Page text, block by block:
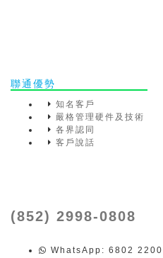
聯通優勢
知名客戶
嚴格管理硬件及技術
各界認同
客戶說話
(852) 2998-0808
WhatsApp : 6802 2200